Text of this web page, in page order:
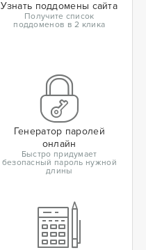
Узнать поддомены сайта
Получите список
поддоменов в 2 клика
Генератор паролей
онлайн
Быстро придумает
безопасный пароль нужной
длины